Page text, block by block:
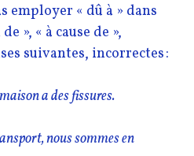
employer « dû à » dans
», « à cause de »,
suivantes, incorrectes :
a des fissures.
nous sommes en